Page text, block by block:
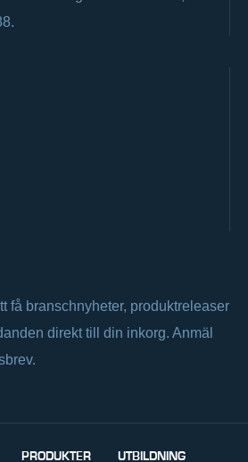
få branschnyheter, produktreleaser
direkt till din inkorg. Anmäl
PRODUKTER UTBILDNING